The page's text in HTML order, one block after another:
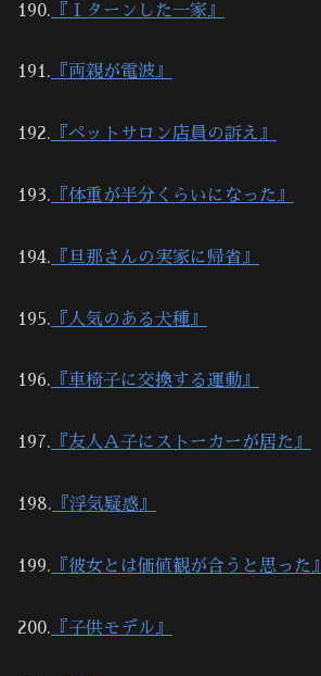
190. 『Ｉターンした一家』
191. 『両親が電波』
192. 『ペットサロン店員の訴え』
193. 『体重が半分くらいになった』
194. 『旦那さんの実家に帰省』
195. 『人気のある犬種』
196. 『車椅子に交換する運動』
197. 『友人Ａ子にストーカーが居た』
198. 『浮気疑惑』
199. 『彼女とは価値観が合うと思った』
200. 『子供モデル』